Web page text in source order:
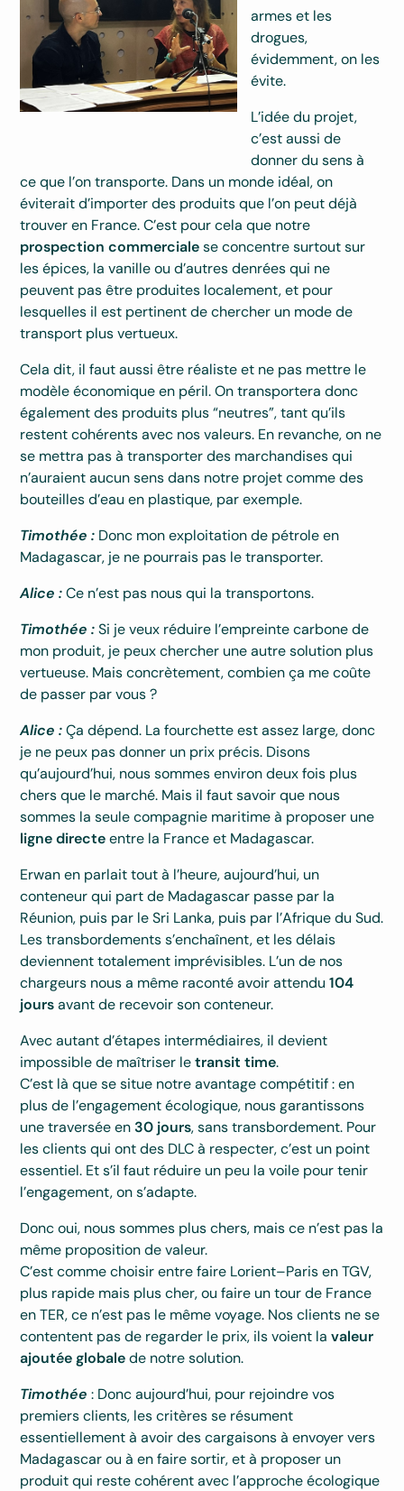
armes et les
drogues,
évidemment, on les
évite.
L’idée du projet,
c’est aussi de
donner du sens à
ce que l’on transporte. Dans un monde idéal, on
éviterait d’importer des produits que l’on peut déjà
trouver en France. C’est pour cela que notre
prospection commercialese concentre surtout sur
les épices, la vanille ou d’autres denrées qui ne
peuvent pas être produites localement, et pour
lesquelles il est pertinent de chercher un mode de
transport plus vertueux.
Cela dit, il faut aussi être réaliste et ne pas mettre le
modèle économique en péril. On transportera donc
également des produits plus “neutres”, tant qu’ils
restent cohérents avec nos valeurs. En revanche, on ne
se mettra pas à transporter des marchandises qui
n’auraient aucun sens dans notre projet comme des
bouteilles d’eau en plastique, par exemple.
Timothée : Donc mon exploitation de pétrole en
Madagascar, je ne pourrais pas le transporter.
Alice :Ce n’est pas nous qui la transportons.
Timothée :Si je veux réduire l’empreinte carbone de
mon produit, je peux chercher une autre solution plus
vertueuse. Mais concrètement, combien ça me coûte
de passer par vous ?
Alice :Ça dépend. La fourchette est assez large, donc
je ne peux pas donner un prix précis. Disons
qu’aujourd’hui, nous sommes environ deux fois plus
chers que le marché. Mais il faut savoir que nous
sommes la seule compagnie maritime à proposer une
ligne directeentre la France et Madagascar.
Erwan en parlait tout à l’heure, aujourd’hui, un
conteneur qui part de Madagascar passe par la
Réunion, puis par le Sri Lanka, puis par l’Afrique du Sud.
Les transbordements s’enchaînent, et les délais
deviennent totalement imprévisibles. L’un de nos
chargeurs nous a même raconté avoir attendu104
joursavant de recevoir son conteneur.
Avec autant d’étapes intermédiaires, il devient
impossible de maîtriser letransit time.
C’est là que se situe notre avantage compétitif : en
plus de l’engagement écologique, nous garantissons
une traversée en 30 jours, sans transbordement. Pour
les clients qui ont des DLC à respecter, c’est un point
essentiel. Et s’il faut réduire un peu la voile pour tenir
l’engagement, on s’adapte.
Donc oui, nous sommes plus chers, mais ce n’est pas la
même proposition de valeur.
C’est comme choisir entre faire Lorient–Paris en TGV,
plus rapide mais plus cher, ou faire un tour de France
en TER, ce n’est pas le même voyage. Nos clients ne se
contentent pas de regarder le prix, ils voient lavaleur
ajoutée globalede notre solution.
Timothée: Donc aujourd’hui, pour rejoindre vos
premiers clients, les critères se résument
essentiellement à avoir des cargaisons à envoyer vers
Madagascar ou à en faire sortir, et à proposer un
produit qui reste cohérent avec l’approche écologique